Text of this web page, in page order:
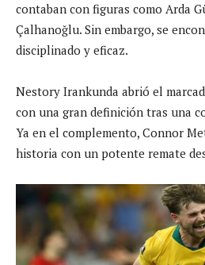
contaban con figuras como Arda
Çalhanoğlu. Sin embargo, se
disciplinado y eficaz.
Nestory Irankunda abrió el
con una gran definición tras una
Ya en el complemento, Connor
historia con un potente remate